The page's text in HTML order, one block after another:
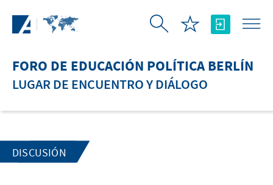
FORO DE EDUCACIÓN POLÍTICA BERLÍN
LUGAR DE ENCUENTRO Y DIÁLOGO
DISCUSIÓN